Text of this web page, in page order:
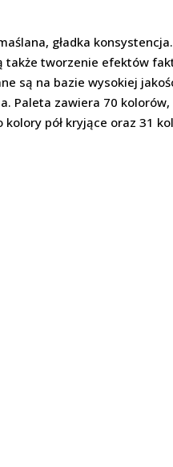
gładka
także tworzenie efektów
są na bazie wysokiej
Paleta zawiera 70
pół kryjące oraz 31